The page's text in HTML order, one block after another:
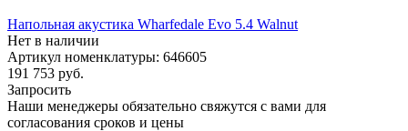
Напольная акустика Wharfedale Evo 5.4 Walnut
Нет в наличии
Артикул номенклатуры: 646605
191 753 руб.
Запросить
Наши менеджеры обязательно свяжутся с вами для
согласования сроков и цены